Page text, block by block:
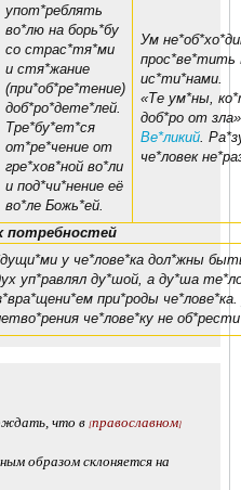
упот*реблять
во*лю на борь*бу
со страс*тя*ми
и стя*жание
(при*об*ре*тение)
доб*ро*дете*лей.
Тре*бу*ет*ся
от*ре*чение от
гре*хов*ной во*ли
и под*чи*нение её
во*ле Божь*ей.
Ум
прос*ве*тить
ис*ти*нами.
«Те ум*ны,
доб*ро от
Ве*ликий.
че*ловек
потребностей
у че*лове*ка дол*жны
уп*равлял ду*шой, а ду*ша
при*роды
че*лове*ку не
что в [православном]
образом склоняется на